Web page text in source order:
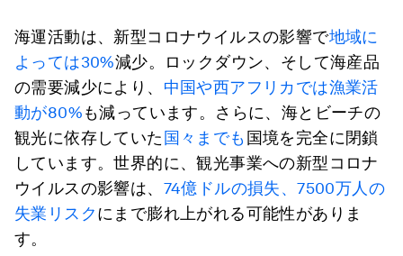
海運活動は、新型コロナウイルスの影響で地域に
よっては30%減少。ロックダウン、そして海産品
の需要減少により、 中国や西アフリカでは漁業活
動が80%も減っています。さらに、海とビーチの
観光に依存していた 国々までも 国境を完全に閉鎖
しています。世界的に、観光事業への新型コロナ
ウイルスの影響は、 74億ドルの損失、7500万人の
失業リスクにまで膨れ上がれる可能性がありま
す。